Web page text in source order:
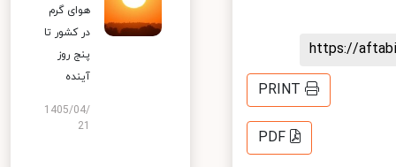
https://
PRINT
PDF
هوای گرم
در کشور تا
پنج روز
آینده
1405/04/